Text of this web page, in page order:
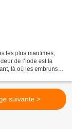
les plus maritimes,
de l’iode est la
là où les embruns
suivante >